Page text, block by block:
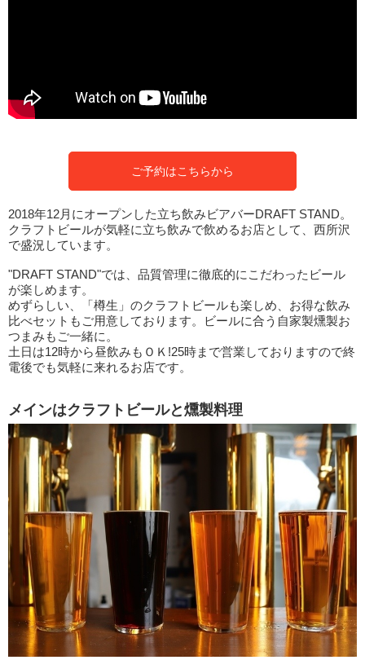
ご予約はこちらから
2018年12月にオープンした立ち飲みビアバーDRAFT STAND。
クラフトビールが気軽に立ち飲みで飲めるお店として、西所沢
で盛況しています。
"DRAFT STAND"では、品質管理に徹底的にこだわったビール
が楽しめます。
めずらしい、「樽生」のクラフトビールも楽しめ、お得な飲み
比べセットもご用意しております。ビールに合う自家製燻製お
つまみもご一緒に。
土日は12時から昼飲みもＯＫ!25時まで営業しておりますので終
電後でも気軽に来れるお店です。
メインはクラフトビールと燻製料理